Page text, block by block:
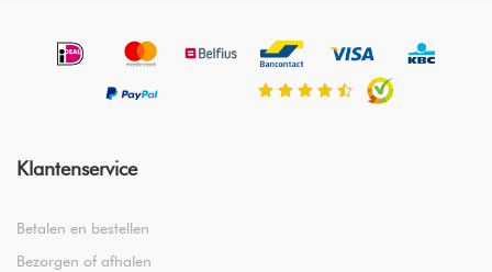
Klantenservice
Betalen en bestellen
Bezorgen of afhalen